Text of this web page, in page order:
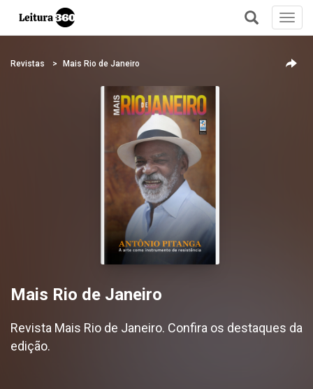
+
Revistas Mais Rio de Janeiro
Mais Rio de Janeiro
Revista Mais Rio de Janeiro. Confira os destaques da
edição.